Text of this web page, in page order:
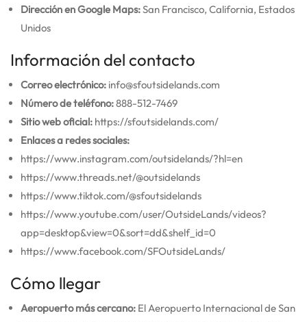
Dirección en Google Maps:San Francisco, California, Estados
Unidos
Información del contacto
Correo electrónico: info@sfoutsidelands.com
Número de teléfono:888-512-7469
Sitio web oficial: https://sfoutsidelands.com/
Enlaces a redes sociales:
https://www.instagram.com/outsidelands/?hl=en
https://www.threads.net/@outsidelands
https://www.tiktok.com/@sfoutsidelands
https://www.youtube.com/user/OutsideLands/videos?
app=desktop&view=0&sort=dd&shelf_id=0
https://www.facebook.com/SFOutsideLands/
Cómo llegar
Aeropuerto más cercano: El Aeropuerto Internacional de San